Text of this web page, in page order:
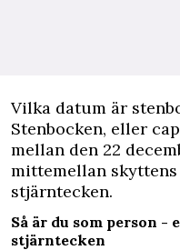
Vilka datum är
Stenbocken, eller
mellan den 22
mittemellan
stjärntecken.
Så är du som person
stjärntecken